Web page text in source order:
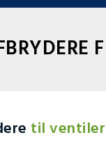
til ventiler